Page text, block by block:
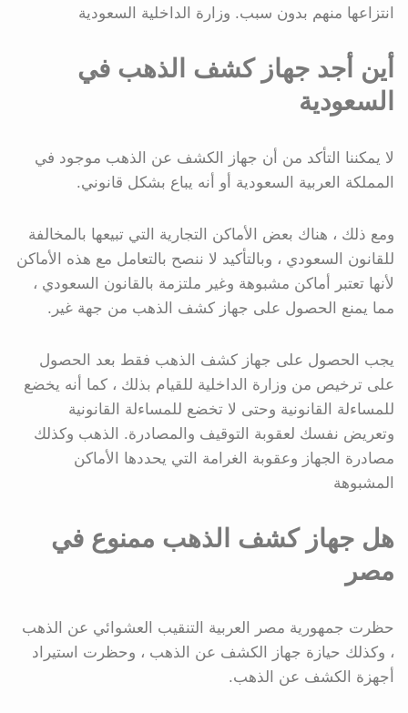
انتزاعها منهم بدون سبب. وزارة الداخلية السعودية
أين أجد جهاز كشف الذهب في
السعودية
لا يمكننا التأكد من أن جهاز الكشف عن الذهب موجود في
المملكة العربية السعودية أو أنه يباع بشكل قانوني.
ومع ذلك ، هناك بعض الأماكن التجارية التي تبيعها بالمخالفة
للقانون السعودي ، وبالتأكيد لا ننصح بالتعامل مع هذه الأماكن
لأنها تعتبر أماكن مشبوهة وغير ملتزمة بالقانون السعودي ،
مما يمنع الحصول على جهاز كشف الذهب من جهة غير.
يجب الحصول على جهاز كشف الذهب فقط بعد الحصول
على ترخيص من وزارة الداخلية للقيام بذلك ، كما أنه يخضع
للمساءلة القانونية وحتى لا تخضع للمساءلة القانونية
وتعريض نفسك لعقوبة التوقيف والمصادرة. الذهب وكذلك
مصادرة الجهاز وعقوبة الغرامة التي يحددها الأماكن
المشبوهة
هل جهاز كشف الذهب ممنوع في
مصر
حظرت جمهورية مصر العربية التنقيب العشوائي عن الذهب
، وكذلك حيازة جهاز الكشف عن الذهب ، وحظرت استيراد
أجهزة الكشف عن الذهب.